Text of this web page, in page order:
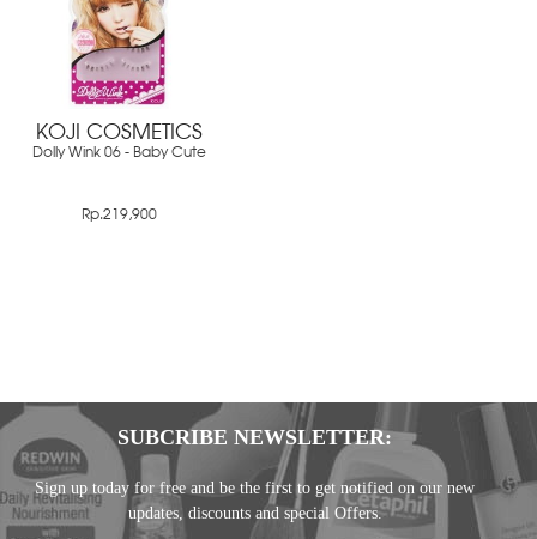
KOJI COSMETICS
Dolly Wink 06 - Baby Cute
Rp.219,900
SUBCRIBE NEWSLETTER:
Sign up today for free and be the first to get notified on our new
updates, discounts and special Offers.